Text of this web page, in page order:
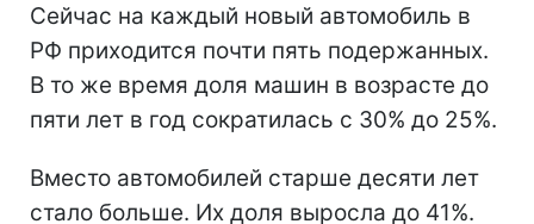
Сейчас на каждый новый автомобиль в
РФ приходится почти пять подержанных.
В то же время доля машин в возрасте до
пяти лет в год сократилась с 30% до 25%.
Вместо автомобилей старше десяти лет
стало больше. Их доля выросла до 41%.